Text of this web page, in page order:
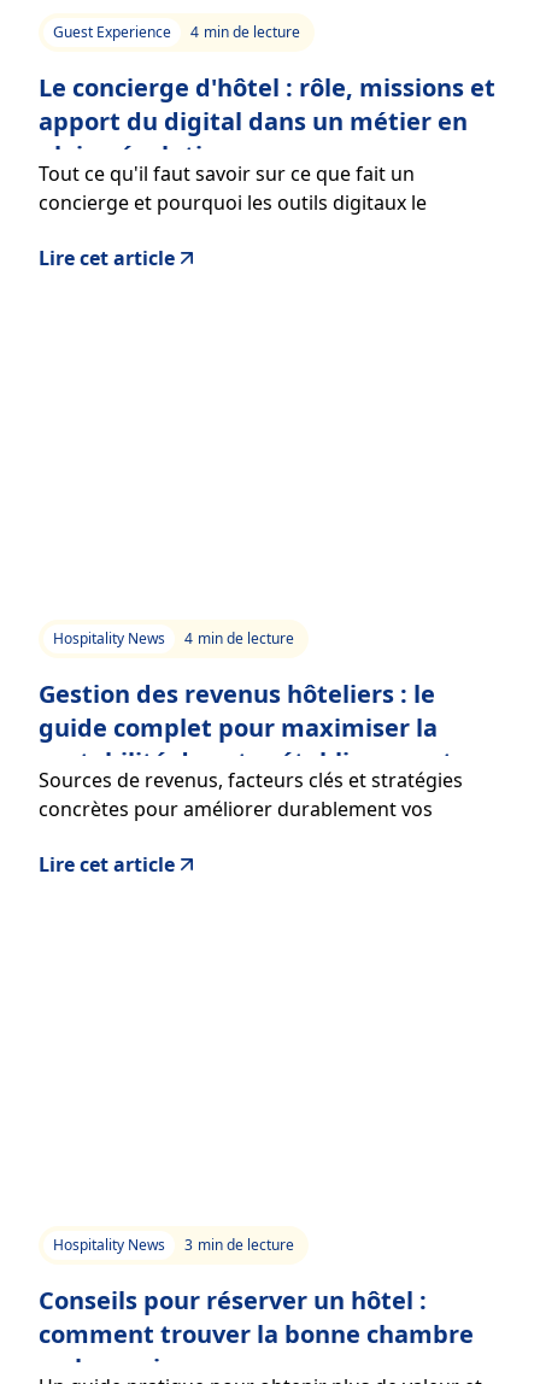
Guest Experience 4 min de lecture
Le concierge d'hôtel : rôle, missions et
apport du digital dans un métier en
pleine évolution
Tout ce qu'il faut savoir sur ce que fait un
concierge et pourquoi les outils digitaux le
Lire cet article
Hospitality News 4 min de lecture
Gestion des revenus hôteliers : le
guide complet pour maximiser la
rentabilité de votre établissement
Sources de revenus, facteurs clés et stratégies
concrètes pour améliorer durablement vos
Lire cet article
Hospitality News 3 min de lecture
Conseils pour réserver un hôtel :
comment trouver la bonne chambre
au bon prix